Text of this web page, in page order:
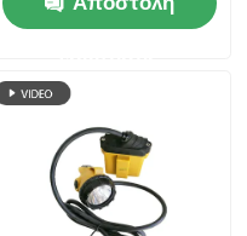
13,6Ah μπαταρία